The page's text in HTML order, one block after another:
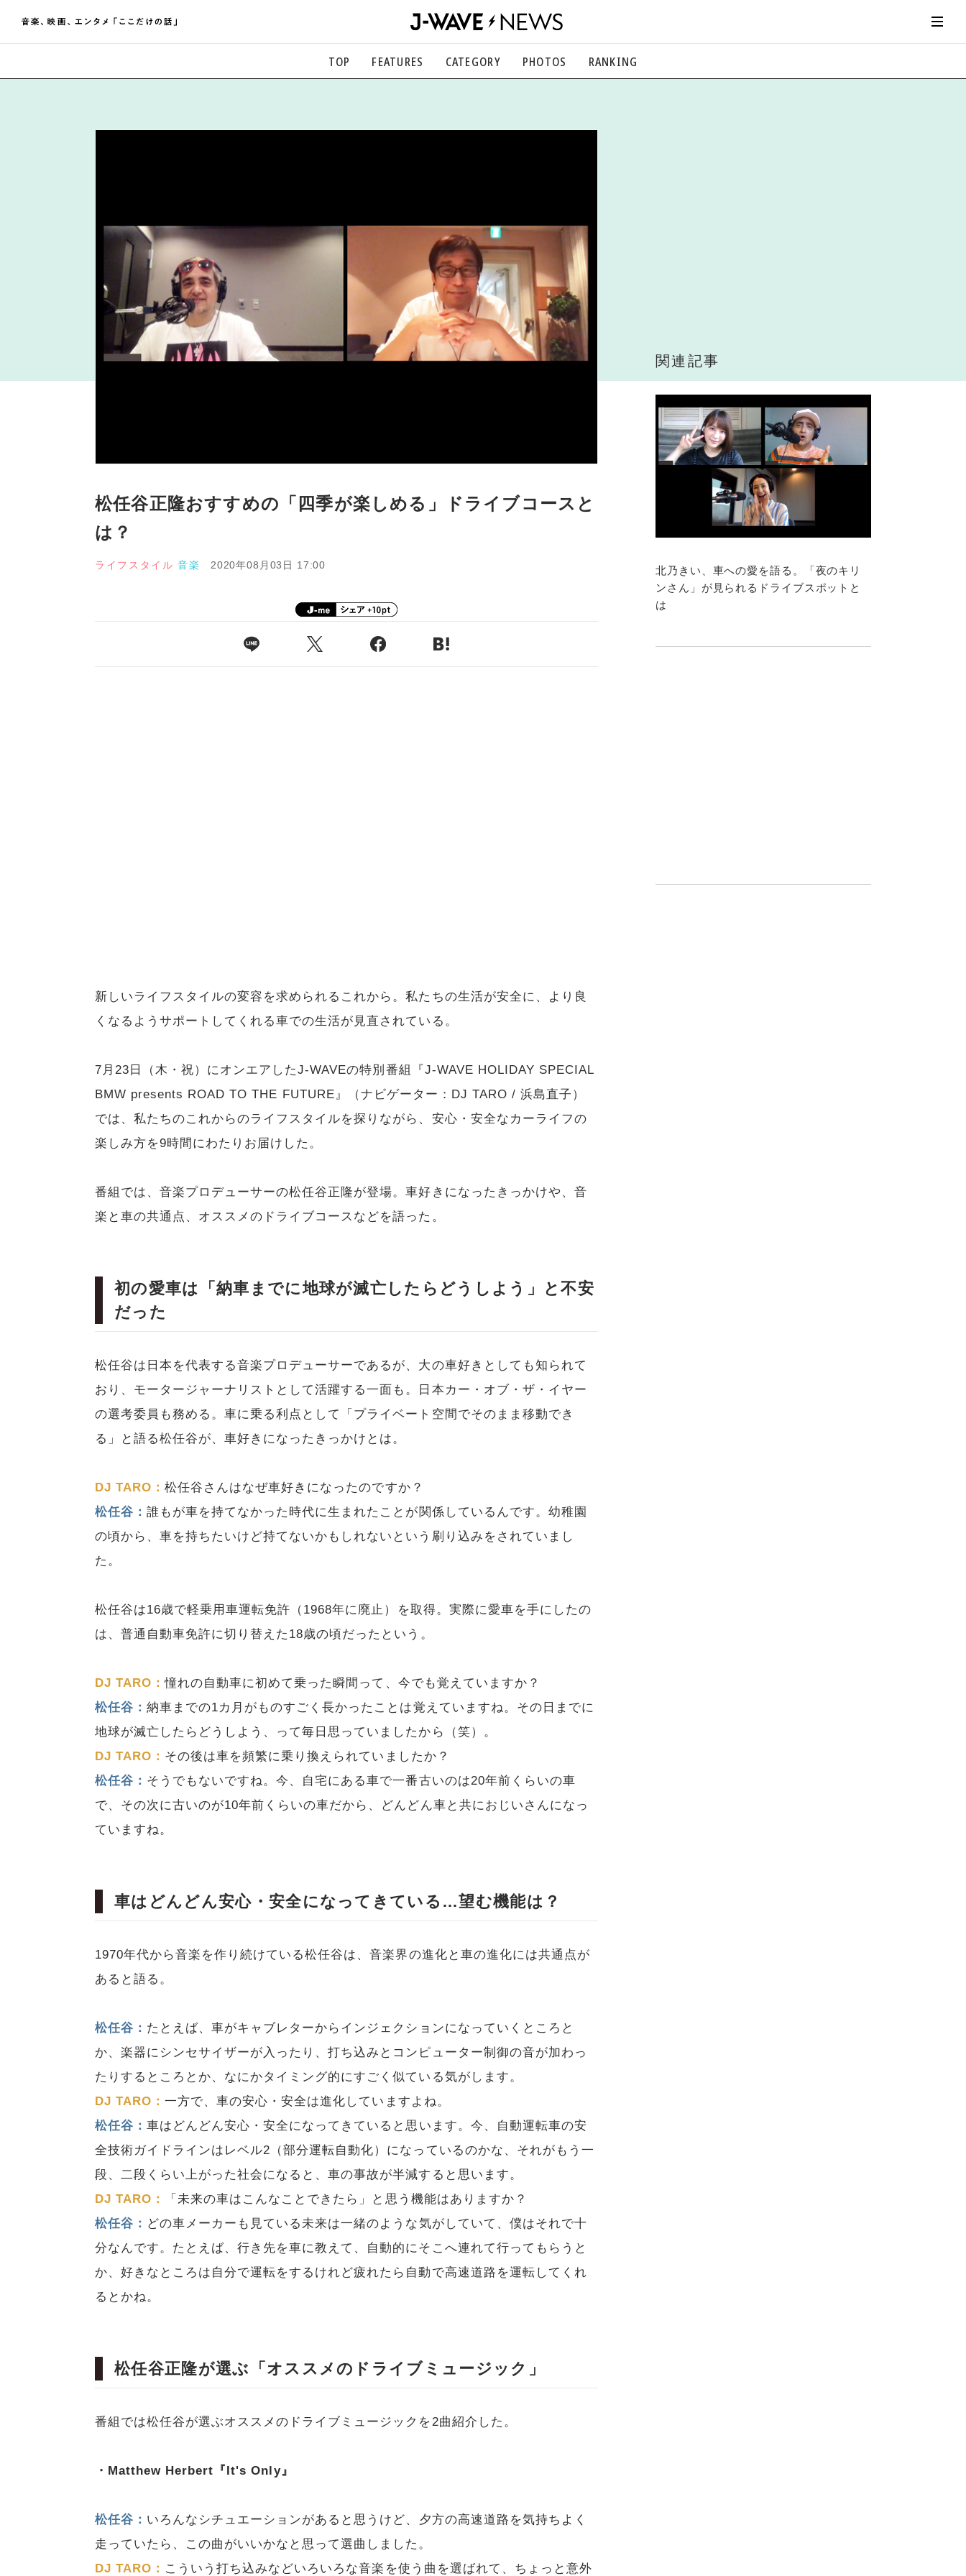
TOP FEATURES CATEGORY
映画、芸能、舞台、スポーツなど
社会
国内、海外の気になるトピック
PHOTOS RANKING
松任谷正隆おすすめの「四季が楽しめる」ドライブコースと
は？
ライフスタイル 音楽 2020年08月03日 17:00
新しいライフスタイルの変容を求められるこれから。私たちの生活が安全に、より良
くなるようサポートしてくれる車での生活が見直されている。
7月23日（木・祝）にオンエアしたJ-WAVEの特別番組『J-WAVE HOLIDAY SPECIAL
BMW presents ROAD TO THE FUTURE』（ナビゲーター：DJ TARO / 浜島直子）
では、私たちのこれからのライフスタイルを探りながら、安心・安全なカーライフの
楽しみ方を9時間にわたりお届けした。
番組では、音楽プロデューサーの松任谷正隆が登場。車好きになったきっかけや、音
楽と車の共通点、オススメのドライブコースなどを語った。
初の愛車は「納車までに地球が滅亡したらどうしよう」と不安
だった
松任谷は日本を代表する音楽プロデューサーであるが、大の車好きとしても知られて
おり、モータージャーナリストとして活躍する一面も。日本カー・オブ・ザ・イヤー
の選考委員も務める。車に乗る利点として「プライベート空間でそのまま移動でき
る」と語る松任谷が、車好きになったきっかけとは。
DJ TARO：松任谷さんはなぜ車好きになったのですか？
松任谷：誰もが車を持てなかった時代に生まれたことが関係しているんです。幼稚園
の頃から、車を持ちたいけど持てないかもしれないという刷り込みをされていまし
た。
松任谷は16歳で軽乗用車運転免許（1968年に廃止）を取得。実際に愛車を手にしたの
は、普通自動車免許に切り替えた18歳の頃だったという。
DJ TARO：憧れの自動車に初めて乗った瞬間って、今でも覚えていますか？
松任谷：納車までの1カ月がものすごく長かったことは覚えていますね。その日までに
地球が滅亡したらどうしよう、って毎日思っていましたから（笑）。
DJ TARO： その後は車を頻繁に乗り換えられていましたか？
松任谷： そうでもないですね。今、自宅にある車で一番古いのは20年前くらいの車
で、その次に古いのが10年前くらいの車だから、どんどん車と共におじいさんになっ
ていますね。
車はどんどん安心・安全になってきている…望む機能は？
1970年代から音楽を作り続けている松任谷は、音楽界の進化と車の進化には共通点が
あると語る。
松任谷： たとえば、車がキャブレターからインジェクションになっていくところと
か、楽器にシンセサイザーが入ったり、打ち込みとコンピューター制御の音が加わっ
たりするところとか、なにかタイミング的にすごく似ている気がします。
DJ TARO：一方で、車の安心・安全は進化していますよね。
松任谷：車はどんどん安心・安全になってきていると思います。今、自動運転車の安
全技術ガイドラインはレベル2（部分運転自動化）になっているのかな、それがもう一
段、二段くらい上がった社会になると、車の事故が半減すると思います。
DJ TARO：
「未来の車はこんなことできたら」と思う機能はありますか？
松任谷： どの車メーカーも見ている未来は一緒のような気がしていて、僕はそれで十
分なんです。たとえば、行き先を車に教えて、自動的にそこへ連れて行ってもらうと
か、好きなところは自分で運転をするけれど疲れたら自動で高速道路を運転してくれ
るとかね。
松任谷正隆が選ぶ「オススメのドライブミュージック」
番組では松任谷が選ぶオススメのドライブミュージックを2曲紹介した。
・Matthew Herbert『It's Only』
松任谷： いろんなシチュエーションがあると思うけど、夕方の高速道路を気持ちよく
走っていたら、この曲がいいかなと思って選曲しました。
DJ TARO： こういう打ち込みなどいろいろな音楽を使う曲を選ばれて、ちょっと意外
関連記事
北乃きい、車への愛を語る。「夜のキリ
ンさん」が見られるドライブスポットと
は